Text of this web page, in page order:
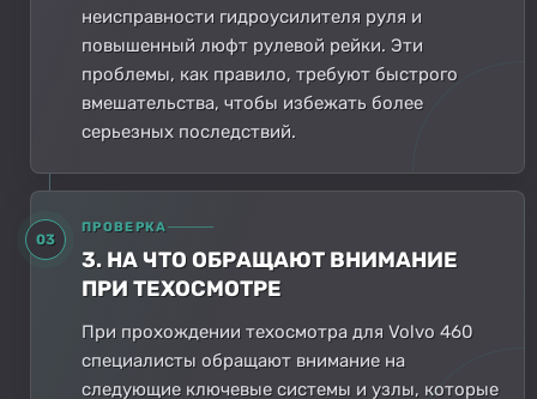
неисправности гидроусилителя руля и
повышенный люфт рулевой рейки. Эти
проблемы, как правило, требуют быстрого
вмешательства, чтобы избежать более
серьезных последствий.
03
ПРОВЕРКА
3. НА ЧТО ОБРАЩАЮТ ВНИМАНИЕ
ПРИ ТЕХОСМОТРЕ
При прохождении техосмотра для Volvo 460
специалисты обращают внимание на
следующие ключевые системы и узлы, которые